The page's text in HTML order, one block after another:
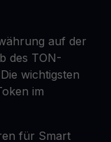
auf der
des TON-
wichtigsten
im
für Smart